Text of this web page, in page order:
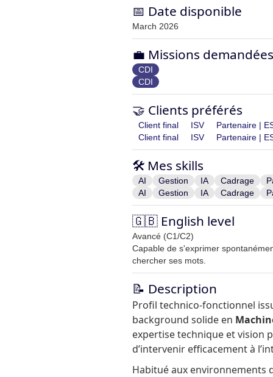
📅 Date disponible
March 2026
💼 Missions demandées
CDI
CDI
🤝 Clients préférés
Client final ISV
Partenaire |
Client final
ISV Partenaire |
🛠️ Mes skills
AI Gestion IA Cadrage
AI
Gestion IA Cadrage
🇬🇧 English level
Avancé (C1/C2)
Capable de s'exprimer
chercher ses mots.
📝 Description
Profil technico-fonctionnel
background solide en
expertise technique et vision
d’intervenir efficacement à
Habitué aux environnements